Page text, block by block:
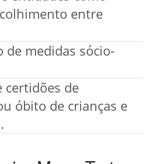
entre
medidas sócio-
certidões de
óbito de crianças e